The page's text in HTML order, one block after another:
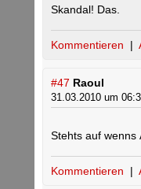
Skandal! Das.
Kommentieren |
#47 Raoul
31.03.2010 um
Stehts auf wenns
Kommentieren |